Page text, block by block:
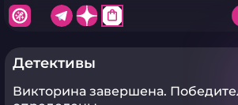
shopping_bag
Детективы
Викторина завершена.